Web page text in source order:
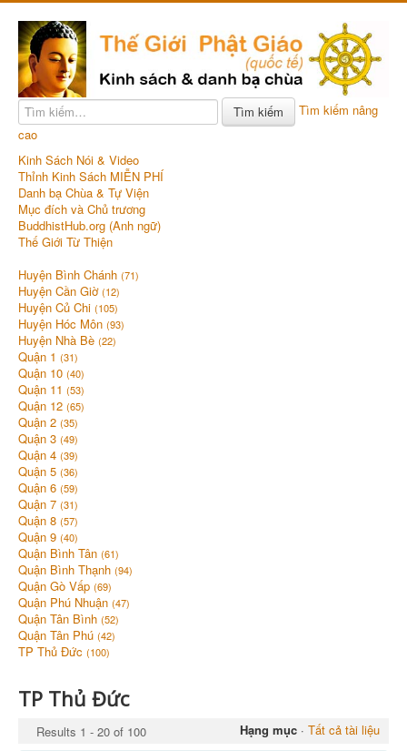
Tìm kiếm
Tìm kiếm nâng
cao
Kinh Sách Nói & Video
Thỉnh Kinh Sách MIỄN PHÍ
Danh bạ Chùa & Tự Viện
Mục đích và Chủ trương
BuddhistHub.org (Anh ngữ)
Thế Giới Từ Thiện
Huyện Bình Chánh (71)
Huyện Cần Giờ(12)
Huyện Củ Chi (105)
Huyện Hóc Môn (93)
Huyện Nhà Bè (22)
Quận 1 (31)
Quận 10 (40)
Quận 11 (53)
Quận 12 (65)
Quận 2 (35)
Quận 3 (49)
Quận 4 (39)
Quận 5 (36)
Quận 6 (59)
Quận 7 (31)
Quận 8 (57)
Quận 9 (40)
Quận Bình Tân (61)
Quận Bình Thạnh (94)
Quận Gò Vấp (69)
Quận Phú Nhuận (47)
Quận Tân Bình (52)
Quận Tân Phú (42)
TP Thủ Đức (100)
TP Thủ Đức
Results 1 - 20 of 100 Hạng mục · Tất cả tài liệu